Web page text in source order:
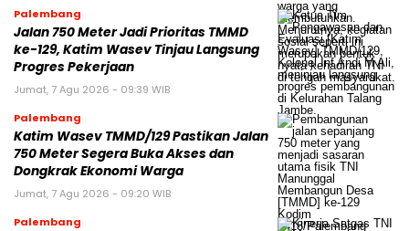
Palembang
Jalan 750 Meter Jadi Prioritas TMMD
ke-129, Katim Wasev Tinjau Langsung
Progres Pekerjaan
Jumat, 7 Agu 2026 - 09:39 WIB
Palembang
Katim Wasev TMMD/129 Pastikan Jalan
750 Meter Segera Buka Akses dan
Dongkrak Ekonomi Warga
Jumat, 7 Agu 2026 - 09:20 WIB
Palembang